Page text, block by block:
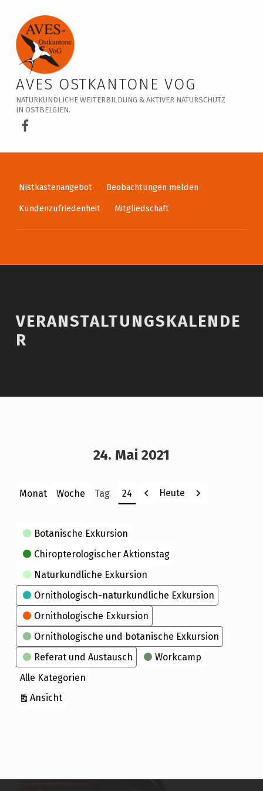
Veranstaltungskalender – AVES Ostkantone VoG
AVES OSTKANTONE VOG
NATURKUNDLICHE WEITERBILDUNG & AKTIVER NATURSCHUTZ
IN OSTBELGIEN.
AVES Ostkantone bei Facebook
Nistkastenangebot
Beobachtungen melden
Kundenzufriedenheit
Mitgliedschaft
VERANSTALTUNGSKALENDE
R
24. Mai 2021
Monat Woche Tag
Monat
Tag
Jahr
Zurück
Heute Weiter
Kategorien
Botanische Exkursion
Chiropterologischer Aktionstag
Naturkundliche Exkursion
Ornithologisch-naturkundliche Exkursion
Ornithologische Exkursion
Ornithologische und botanische Exkursion
Referat und Austausch
Workcamp
Alle Kategorien
Ansichtausdrucken